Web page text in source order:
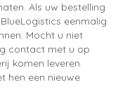
Als uw bestelling
eenmalig
Mocht u niet
contact met u op
komen leveren.
hen een nieuwe